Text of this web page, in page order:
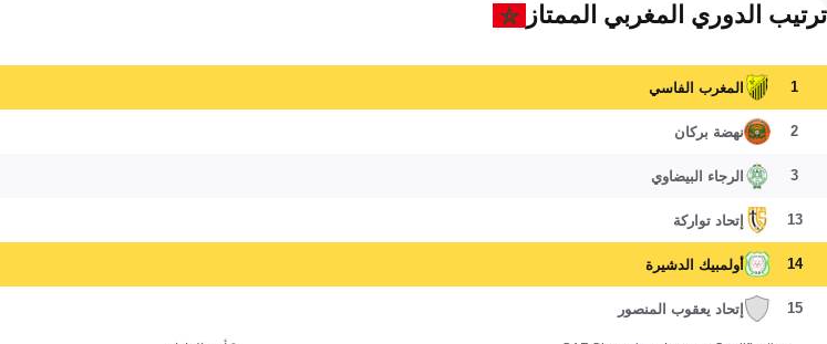
ترتيب الدوري المغربي الممتاز
1 المغرب الفاسي
2 نهضة بركان
3 الرجاء البيضاوي
13 إتحاد تواركة
14 أولمبيك الدشيرة
15 إتحاد يعقوب المنصور